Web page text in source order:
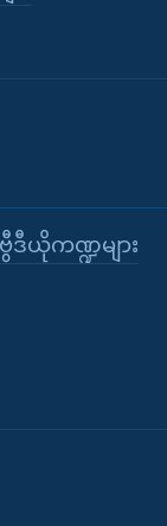
ယိုကဏ္ဍများ